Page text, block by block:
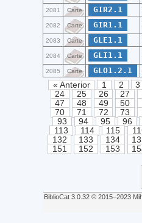
2081 Carte GIR2.1
2082 Carte GIR1.1
2083 Carte GLE1.1
2084 Carte GLI1.1
2085 Carte GLO1.2.1
« Anterior 1 2 3
24
25 26 27
47
48 49 50
70
71 72 73
93
94 95 96
113
114 115
132
133 134
151
152 153
BiblioCat 3.0.32 © 2015‒2023